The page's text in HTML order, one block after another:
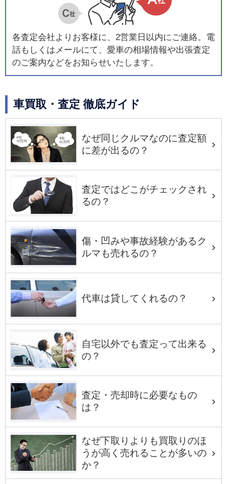
各査定会社よりお客様に、2営業日以内にご連絡。電
話もしくはメールにて、愛車の相場情報や出張査定
のご案内などをお知らせいたします。
車買取・査定 徹底ガイド
なぜ同じクルマなのに査定額
に差が出るの？
査定ではどこがチェックされ
るの？
傷・凹みや事故経験があるク
ルマも売れるの？
代車は貸してくれるの？
自宅以外でも査定って出来る
の？
査定・売却時に必要なもの
は？
なぜ下取りよりも買取りのほ
うが高く売れることが多いの
か？